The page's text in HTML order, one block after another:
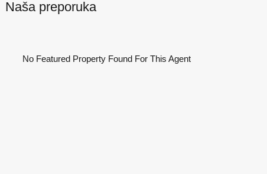
Naša preporuka
No Featured Property Found For This Agent